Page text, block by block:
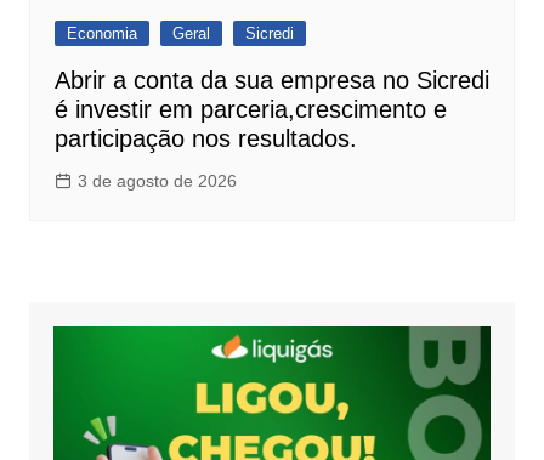
Economia Geral Sicredi
Abrir a conta da sua empresa no Sicredi
é investir em parceria,crescimento e
participação nos resultados.
3 de agosto de 2026